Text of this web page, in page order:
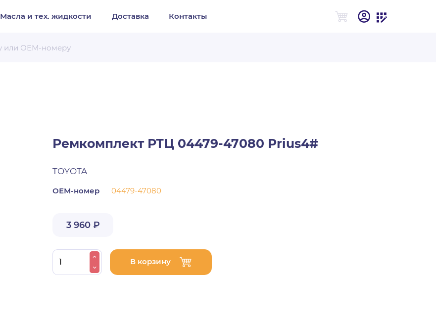
Масла и тех. жидкости Доставка Контакты
Ремкомплект РТЦ 04479-47080 Prius4#
TOYOTA
ОЕМ-номер 04479-47080
3 960 ₽
В корзину